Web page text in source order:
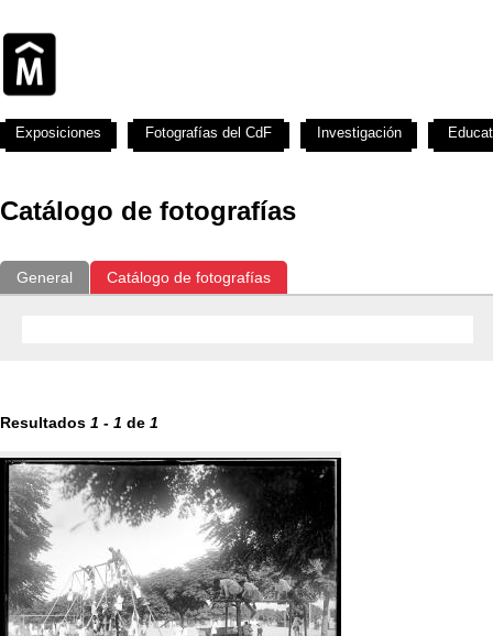
Catálogo de fotografías
General Catálogo de fotografías
Resultados 1 - 1 de 1
Exposiciones Fotografías del CdF Investigación